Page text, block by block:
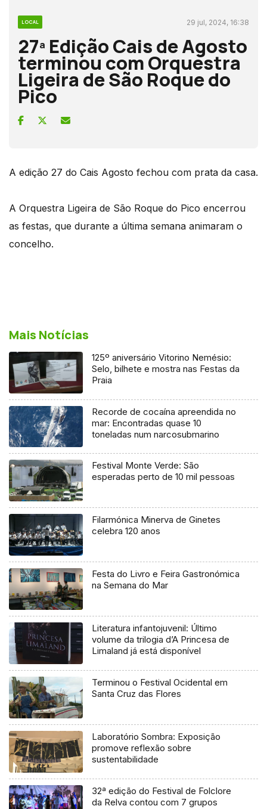
LOCAL 29 jul, 2024, 16:38
27ª Edição Cais de Agosto
terminou com Orquestra
Ligeira de São Roque do
Pico
A edição 27 do Cais Agosto fechou com prata da casa.
A Orquestra Ligeira de São Roque do Pico encerrou
as festas, que durante a última semana animaram o
concelho.
Mais Notícias
125º aniversário Vitorino Nemésio:
Selo, bilhete e mostra nas Festas da
Praia
Recorde de cocaína apreendida no
mar: Encontradas quase 10
toneladas num narcosubmarino
Festival Monte Verde: São
esperadas perto de 10 mil pessoas
Filarmónica Minerva de Ginetes
celebra 120 anos
Festa do Livro e Feira Gastronómica
na Semana do Mar
Literatura infantojuvenil: Último
volume da trilogia d’A Princesa de
Limaland já está disponível
Terminou o Festival Ocidental em
Santa Cruz das Flores
Laboratório Sombra: Exposição
promove reflexão sobre
sustentabilidade
32ª edição do Festival de Folclore
da Relva contou com 7 grupos